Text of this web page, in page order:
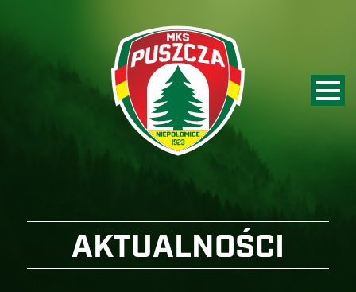
AKTUALNOŚCI